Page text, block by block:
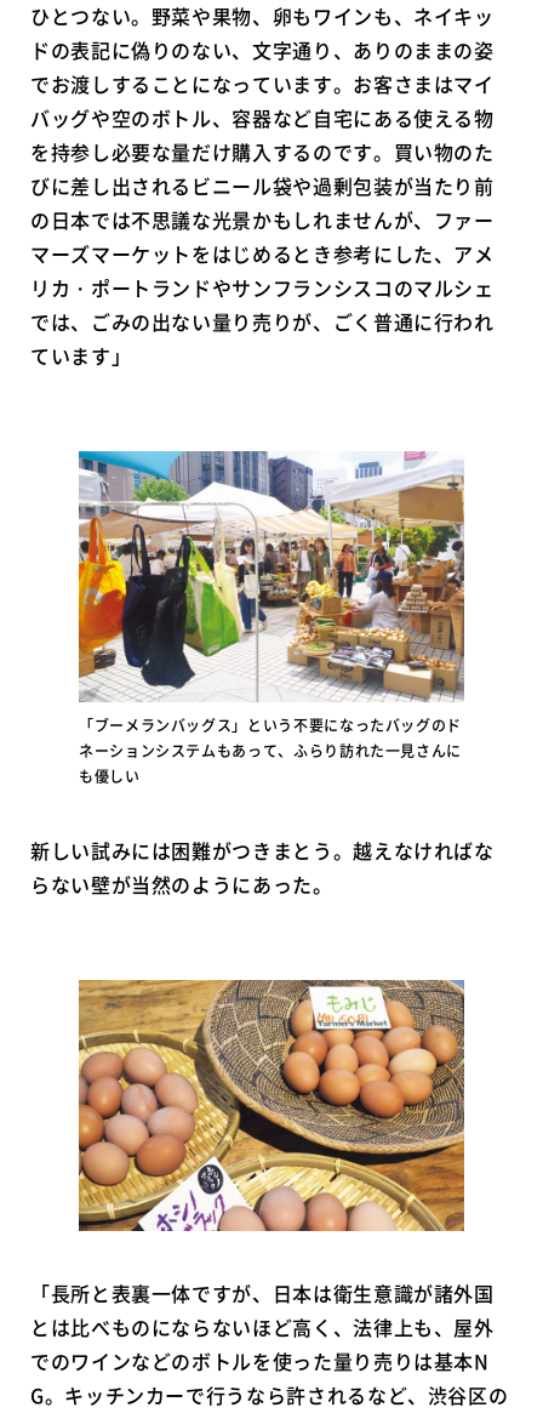
ひとつない。野菜や果物、卵もワインも、ネイキッ
ドの表記に偽りのない、文字通り、ありのままの姿
でお渡しすることになっています。お客さまはマイ
バッグや空のボトル、容器など自宅にある使える物
を持参し必要な量だけ購入するのです。買い物のた
びに差し出されるビニール袋や過剰包装が当たり前
の日本では不思議な光景かもしれませんが、ファー
マーズマーケットをはじめるとき参考にした、アメ
リカ・ポートランドやサンフランシスコのマルシェ
では、ごみの出ない量り売りが、ごく普通に行われ
ています」
「ブーメランバッグス」という不要になったバッグのド
ネーションシステムもあって、ふらり訪れた一見さんに
も優しい
新しい試みには困難がつきまとう。越えなければな
らない壁が当然のようにあった。
「長所と表裏一体ですが、日本は衛生意識が諸外国
とは比べものにならないほど高く、法律上も、屋外
でのワインなどのボトルを使った量り売りは基本N
G。キッチンカーで行うなら許されるなど、渋谷区の